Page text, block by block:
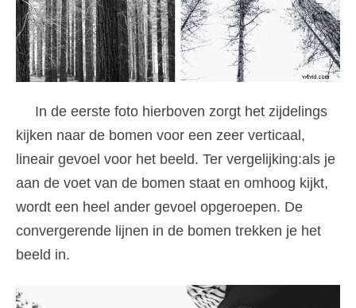
In de eerste foto hierboven zorgt het zijdelings
kijken naar de bomen voor een zeer verticaal,
lineair gevoel voor het beeld. Ter vergelijking:als je
aan de voet van de bomen staat en omhoog kijkt,
wordt een heel ander gevoel opgeroepen. De
convergerende lijnen in de bomen trekken je het
beeld in.